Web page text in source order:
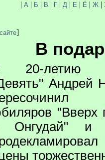
| А | Б | В | Г| Д | Е | Ё | Ж|
]
В
20-летию
Андрей
"Вверх
Онгудай" и